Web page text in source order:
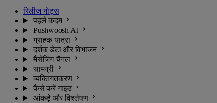
रिलीज नोट्स
पहले कदम
Pushwoosh AI
ग्राहक यात्रा
दर्शक डेटा और विभाजन
मैसेजिंग चैनल
सामग्री
व्यक्तिगतकरण
कैसे करें गाइड
आंकड़े और विश्लेषण